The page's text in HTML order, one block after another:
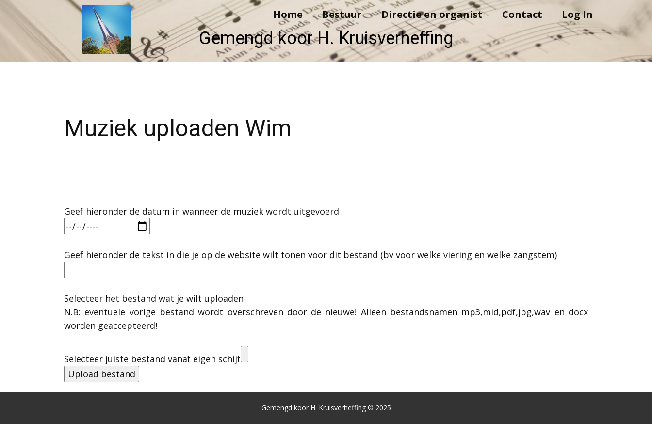
Home Bestuur Directie en organist Contact Log In
Gemengd koor H. Kruisver​​heffing
Muziek uploaden Wim
Geef hieronder de datum in wanneer de muziek wordt uitgevoerd
Geef hieronder de tekst in die je op de website wilt tonen voor dit bestand (bv voor welke viering en welke zangstem)
Selecteer het bestand wat je wilt uploaden
N.B: eventuele vorige bestand wordt overschreven door de nieuwe! Alleen bestandsnamen mp3,mid,pdf,jpg,wav en docx
worden geaccepteerd!
Selecteer juiste bestand vanaf eigen schijf
Gemengd koor H. Kruisverheffing © 2025